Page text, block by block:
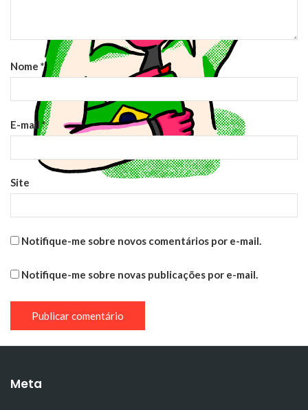
Nome *
E-mail *
Site
Notifique-me sobre novos comentários por e-mail.
Notifique-me sobre novas publicações por e-mail.
Meta